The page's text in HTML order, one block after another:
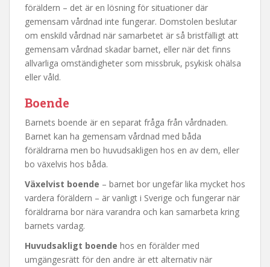
föräldern – det är en lösning för situationer där
gemensam vårdnad inte fungerar. Domstolen beslutar
om enskild vårdnad när samarbetet är så bristfälligt att
gemensam vårdnad skadar barnet, eller när det finns
allvarliga omständigheter som missbruk, psykisk ohälsa
eller våld.
Boende
Barnets boende är en separat fråga från vårdnaden.
Barnet kan ha gemensam vårdnad med båda
föräldrarna men bo huvudsakligen hos en av dem, eller
bo växelvis hos båda.
Växelvist boende – barnet bor ungefär lika mycket hos
vardera föräldern – är vanligt i Sverige och fungerar när
föräldrarna bor nära varandra och kan samarbeta kring
barnets vardag.
Huvudsakligt boende hos en förälder med
umgängesrätt för den andre är ett alternativ när